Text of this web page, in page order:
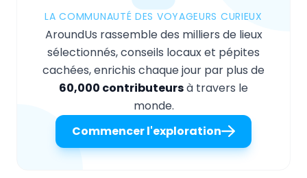
LA COMMUNAUTÉ DES VOYAGEURS CURIEUX
AroundUs rassemble des milliers de lieux
sélectionnés, conseils locaux et pépites
cachées, enrichis chaque jour par plus de
60,000 contributeursà travers le
monde.
Commencer l'exploration